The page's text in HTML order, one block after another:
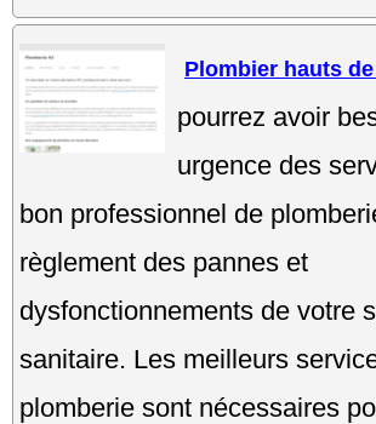
Plombier hauts
pourrez avoir
urgence des
bon professionnel de
règlement des pannes et
dysfonctionnements de votre
sanitaire. Les meilleurs
plomberie sont nécessaires